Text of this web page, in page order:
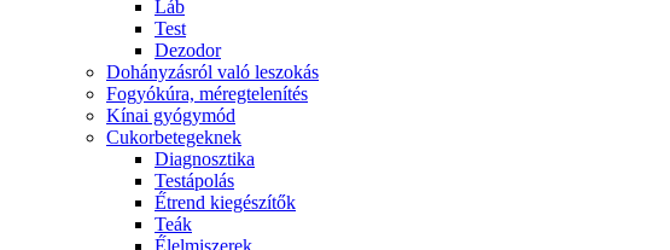
Láb
Test
Dezodor
Dohányzásról való leszokás
Fogyókúra, méregtelenítés
Kínai gyógymód
Cukorbetegeknek
Diagnosztika
Testápolás
É́trend kiegészítők
Teák
É́lelmiszerek